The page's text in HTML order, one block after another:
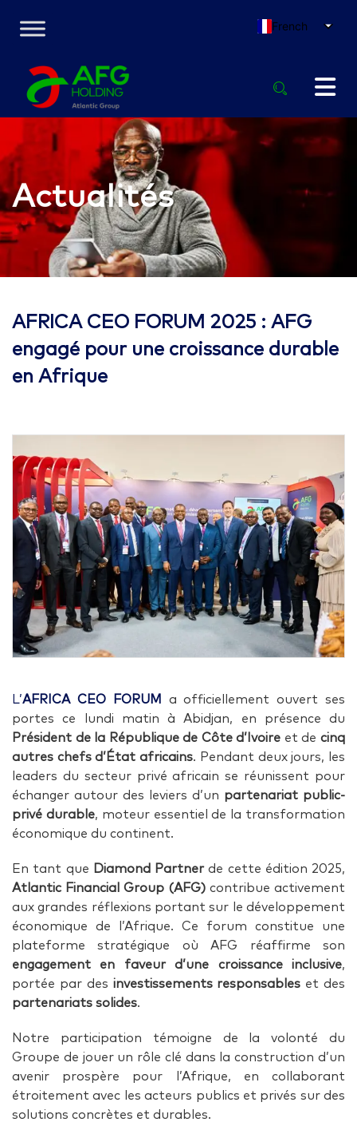
French
Actualités
AFRICA CEO FORUM 2025 : AFG
engagé pour une croissance durable
en Afrique
L’AFRICA CEO FORUM
a officiellement ouvert ses
portes ce lundi matin à Abidjan, en présence du
Président de la République de Côte d’Ivoire et decinq
autres chefs d’État africains. Pendant deux jours, les
leaders du secteur privé africain se réunissent pour
échanger autour des leviers d’un partenariat public-
privé durable, moteur essentiel de la transformation
économique du continent.
En tant que Diamond Partnerde cette édition 2025,
Atlantic Financial Group (AFG)contribue activement
aux grandes réflexions portant sur le développement
économique de l’Afrique. Ce forum constitue une
plateforme stratégique où AFG réaffirme son
engagement en faveur d’une croissance inclusive,
portée par des investissements responsables et des
partenariats solides.
Notre participation témoigne de la volonté du
Groupe de jouer un rôle clé dans la construction d’un
avenir prospère pour l’Afrique, en collaborant
étroitement avec les acteurs publics et privés sur des
solutions concrètes et durables.